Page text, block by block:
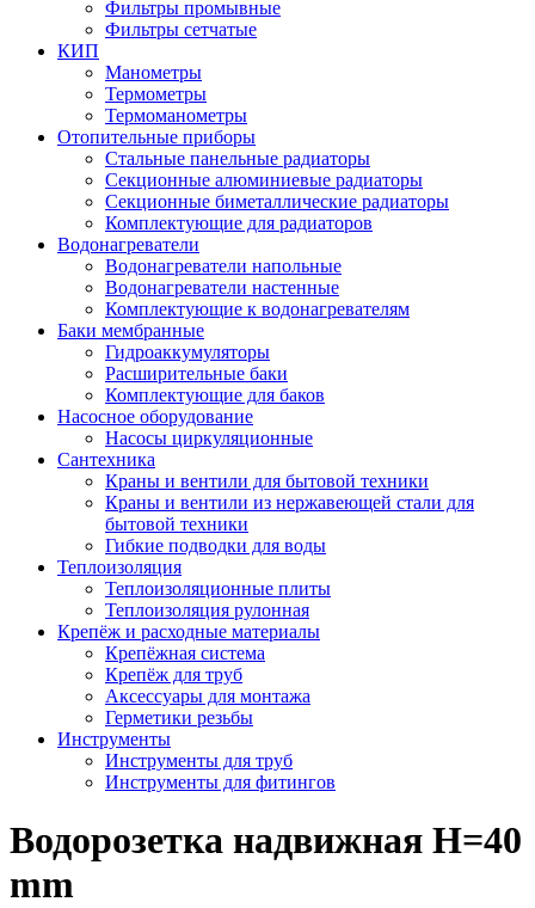
Фильтры промывные
Фильтры сетчатые
КИП
Манометры
Термометры
Термоманометры
Отопительные приборы
Стальные панельные радиаторы
Секционные алюминиевые радиаторы
Секционные биметаллические радиаторы
Комплектующие для радиаторов
Водонагреватели
Водонагреватели напольные
Водонагреватели настенные
Комплектующие к водонагревателям
Баки мембранные
Гидроаккумуляторы
Расширительные баки
Комплектующие для баков
Насосное оборудование
Насосы циркуляционные
Сантехника
Краны и вентили для бытовой техники
Краны и вентили из нержавеющей стали для
бытовой техники
Гибкие подводки для воды
Теплоизоляция
Теплоизоляционные плиты
Теплоизоляция рулонная
Крепёж и расходные материалы
Крепёжная система
Крепёж для труб
Аксессуары для монтажа
Герметики резьбы
Инструменты
Инструменты для труб
Инструменты для фитингов
Водорозетка надвижная H=40
mm